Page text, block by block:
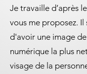
Je travaille d’après
vous me proposez.
d'avoir une image
numérique la plus
visage de la